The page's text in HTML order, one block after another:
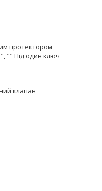
протектором
"" Під один ключ
клапан